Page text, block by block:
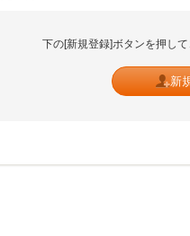
下の[新規登録]ボタンを押し
新